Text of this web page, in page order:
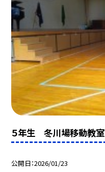
５年生 冬川場移動教室
公開日 2026/01/23